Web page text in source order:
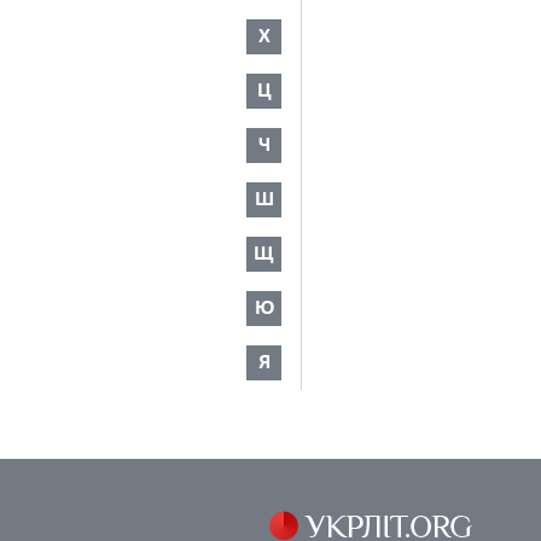
Х
Ц
Ч
Ш
Щ
Ю
Я